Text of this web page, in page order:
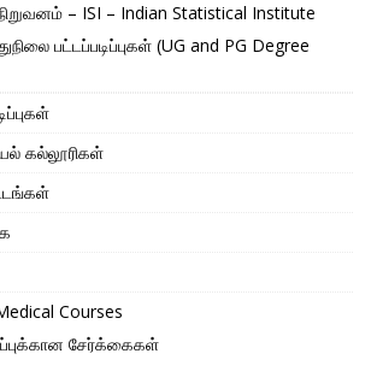
– ISI – Indian Statistical Institute
பட்டப்படிப்புகள் (UG and PG Degree
கல்லூரிகள்
Courses
சேர்க்கைகள்